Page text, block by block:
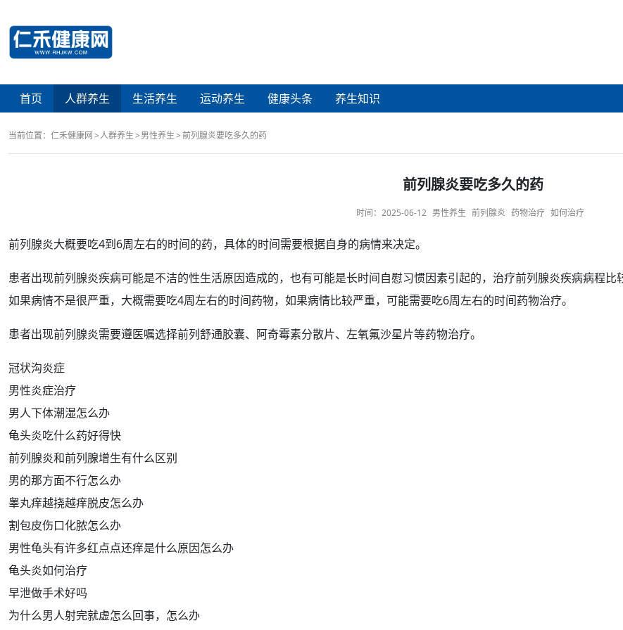
首页 人群养生 生活养生 运动养生 健康头条 养生知识
当前位置： 仁禾健康网 人群养生 男性养生 前列腺炎要吃多久的药
前列腺炎要吃多久的药
时间： 2025-06-12 男性养生 前列腺炎 药物治疗 如何治疗
前列腺炎大概要吃4到6周左右的时间的药，具体的时间需要根据自身的病情来决定。
患者出现前列腺炎疾病可能是不洁的性生活原因造成的，也有可能是长时间自慰习惯因素引起的， 治疗前列腺炎疾病病程比
如果病情不是很严重，大概需要吃4周左右的时间药物，如果病情比较严重，可能需要吃6周左右的时间药物治疗。
患者出现前列腺炎需要遵医嘱选择前列舒通胶囊、阿奇霉素分散片、左氧氟沙星片等药物治疗。
冠状沟炎症
男性炎症治疗
男人下体潮湿怎么办
龟头炎吃什么药好得快
前列腺炎和前列腺增生有什么区别
男的那方面不行怎么办
睾丸痒越挠越痒脱皮怎么办
割包皮伤口化脓怎么办
男性龟头有许多红点点还痒是什么原因怎么办
龟头炎如何治疗
早泄做手术好吗
为什么男人射完就虚怎么回事，怎么办